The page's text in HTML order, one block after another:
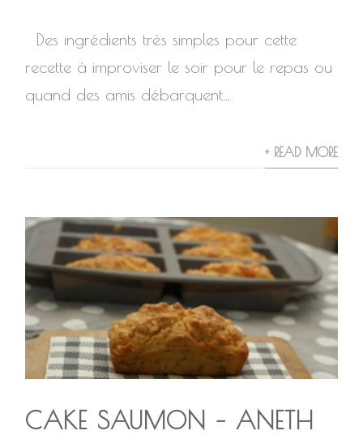
Des ingrédients très simples pour cette
recette à improviser le soir pour le repas ou
quand des amis débarquent...
+ READ MORE
CAKE SAUMON – ANETH